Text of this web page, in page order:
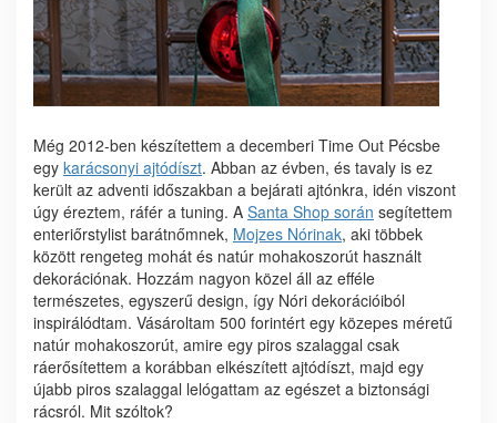
Még 2012-ben készítettem a decemberi Time Out Pécsbe
egy karácsonyi ajtódíszt. Abban az évben, és tavaly is ez
került az adventi időszakban a bejárati ajtónkra, idén viszont
úgy éreztem, ráfér a tuning. A Santa Shop során segítettem
enteriőrstylist barátnőmnek, Mojzes Nórinak, aki többek
között rengeteg mohát és natúr mohakoszorút használt
dekorációnak. Hozzám nagyon közel áll az efféle
természetes, egyszerű design, így Nóri dekorációiból
inspirálódtam. Vásároltam 500 forintért egy közepes méretű
natúr mohakoszorút, amire egy piros szalaggal csak
ráerősítettem a korábban elkészített ajtódíszt, majd egy
újabb piros szalaggal lelógattam az egészet a biztonsági
rácsról. Mit szóltok?